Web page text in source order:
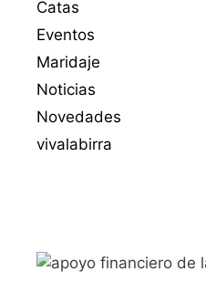
Catas
Eventos
Maridaje
Noticias
Novedades
vivalabirra